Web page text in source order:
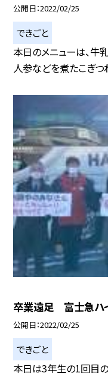
公開日 2022/02/25
できごと
本日のメニューは、牛
人参などを煮たこぎつ
卒業遠足 富士急ハ
公開日 2022/02/25
できごと
本日は3年生の1回目